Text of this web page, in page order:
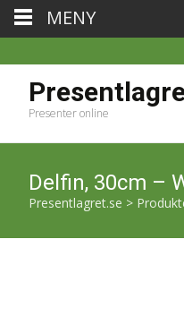
Presenter online
Delfin, 30cm –
Presentlagret.se >
MENY